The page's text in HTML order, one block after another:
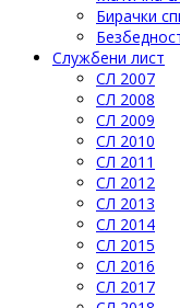
Бирачки
Службени лист
СЛ 2007
СЛ 2008
СЛ 2009
СЛ 2010
СЛ 2011
СЛ 2012
СЛ 2013
СЛ 2014
СЛ 2015
СЛ 2016
СЛ 2017